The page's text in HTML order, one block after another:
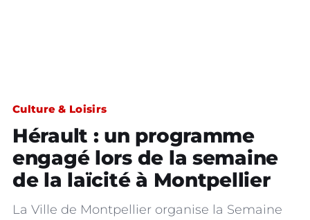
Culture & Loisirs
Hérault : un programme
engagé lors de la semaine
de la laïcité à Montpellier
La Ville de Montpellier organise la Semaine